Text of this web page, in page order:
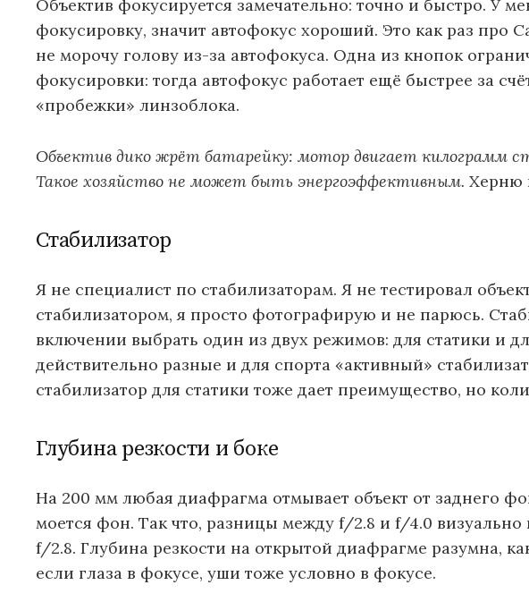
Объектив фокусируется замечательно: точно и быстро. У
фокусировку, значит автофокус хороший. Это как раз про
не морочу голову из-за автофокуса. Одна из кнопок
фокусировки: тогда автофокус работает ещё быстрее за
«пробежки» линзоблока.
Объектив дико жрёт батарейку: мотор двигает килограмм
Такое хозяйство не может быть энергоэффективным. Херню
Стабилизатор
Я не специалист по стабилизаторам. Я не тестировал
стабилизатором, я просто фотографирую и не парюсь.
включении выбрать один из двух режимов: для статики и
действительно разные и для спорта «активный»
стабилизатор для статики тоже дает преимущество, но
Глубина резкости и боке
На 200 мм любая диафрагма отмывает объект от заднего
моется фон. Так что, разницы между f/2.8 и f/4.0
f/2.8. Глубина резкости на открытой диафрагме разумна,
если глаза в фокусе, уши тоже условно в фокусе.